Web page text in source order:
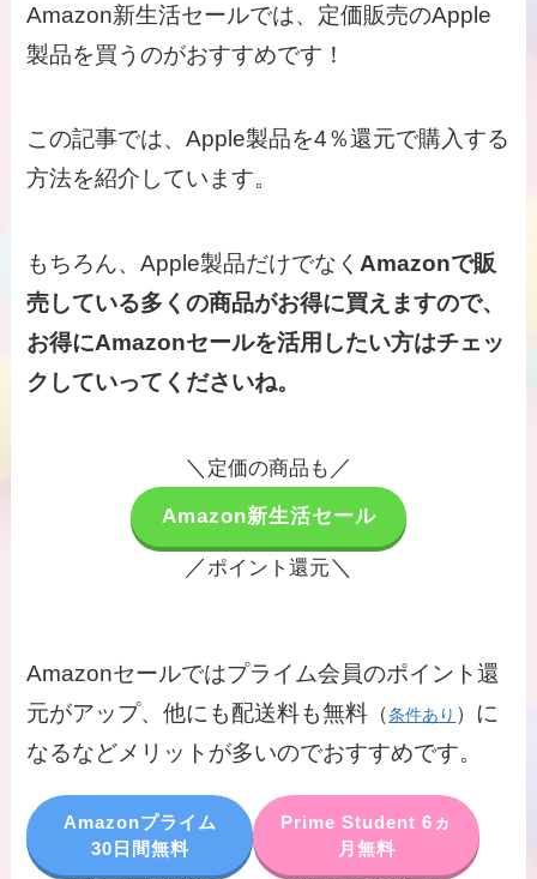
Amazon新生活セールでは、定価販売のApple
製品を買うのがおすすめです！
この記事では、Apple製品を4％還元で購入する
方法を紹介しています。
もちろん、Apple製品だけでなく Amazonで販
売している多くの商品がお得に買えますので、
お得にAmazonセールを活用したい方はチェッ
クしていってくださいね。
＼ 定価の商品も ／
Amazon新生活セール
／ポイント還元＼
Amazonセールではプライム会員のポイント還
元がアップ、他にも配送料も無料 （条件あり ） に
なるなどメリットが多いのでおすすめです。
Amazonプライム
30日間無料
Prime Student 6ヵ
月無料